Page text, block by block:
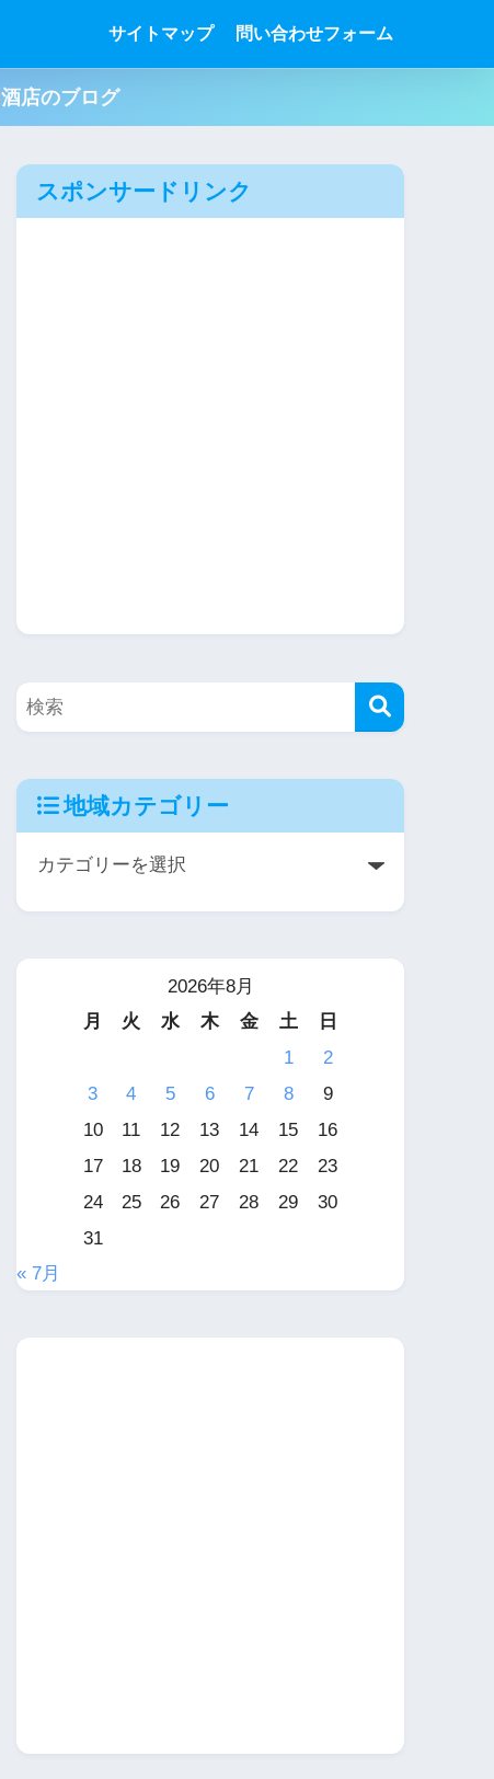
サイトマップ 問い合わせフォーム
店のブログ
スポンサードリンク
地域カテゴリー
2026年8月
月
火 水 木 金 土
日
1
2
3
4 5 6 7 8
9
10
11 12 13 14 15
16
17
18 19 20 21 22
23
24
25 26 27 28 29
30
31
« 7月